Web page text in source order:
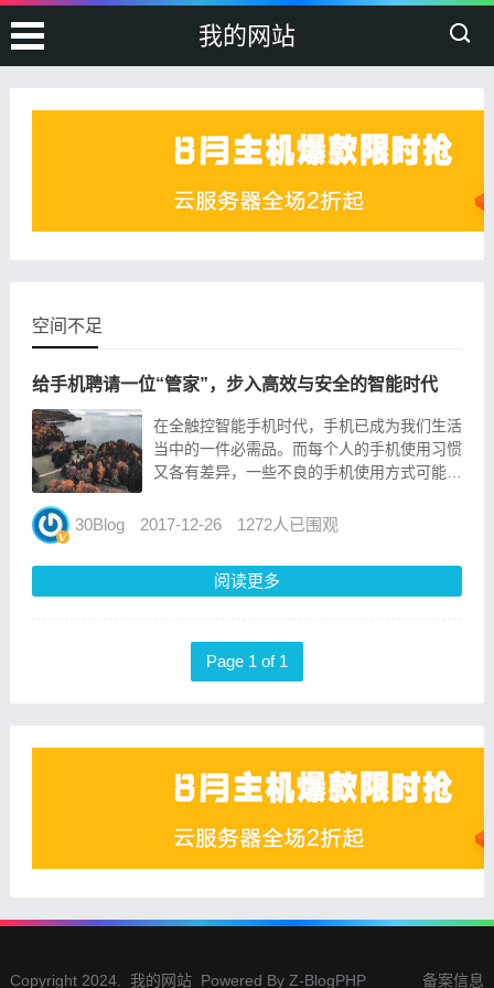
我的网站
空间不足
给手机聘请一位“管家”，步入高效与安全的智能时代
在全触控智能手机时代，手机已成为我们生活
当中的一件必需品。而每个人的手机使用习惯
又各有差异，一些不良的手机使用方式可能影
极客型用户可以针对性地通过复杂的步骤去解
机难题，难免无从入手...
30Blog 2017-12-26 1272人已围观
阅读更多
Page 1 of 1
Copyright 2024. 我的网站Powered By Z-BlogPHP 备案信息